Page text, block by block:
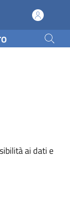
ai dati e